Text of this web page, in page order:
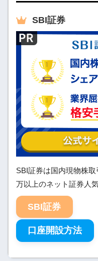
SBI証券
SBI証券は国内現物株
万以上のネット証券人
SBI証券
口座開設方法